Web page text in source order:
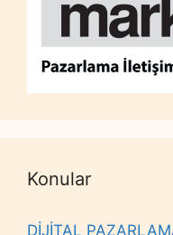
Konular
DİJİTAL